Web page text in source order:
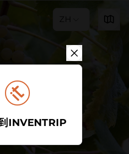
ZH
INVENTRIP